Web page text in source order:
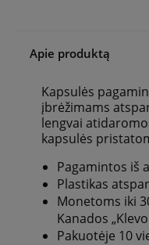
Apie produktą
Kapsulės
įbrėžimams
lengvai
kapsulės
Pagamintos iš
Plastikas
Monetoms iki
Kanados
Pakuotėje 10